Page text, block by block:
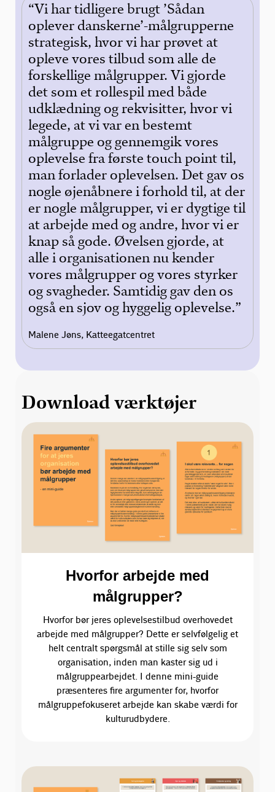
“Vi har tidligere brugt ’Sådan
oplever danskerne’-målgrupperne
strategisk, hvor vi har prøvet at
opleve vores tilbud som alle de
forskellige målgrupper. Vi gjorde
det som et rollespil med både
udklædning og rekvisitter, hvor vi
legede, at vi var en bestemt
målgruppe og gennemgik vores
oplevelse fra første touch point til,
man forlader oplevelsen. Det gav os
nogle øjenåbnere i forhold til, at der
er nogle målgrupper, vi er dygtige til
at arbejde med og andre, hvor vi er
knap så gode. Øvelsen gjorde, at
alle i organisationen nu kender
vores målgrupper og vores styrker
og svagheder. Samtidig gav den os
også en sjov og hyggelig oplevelse.”
Malene Jøns, Katteegatcentret
Download værktøjer
Hvorfor arbejde med
målgrupper?
Hvorfor bør jeres oplevelsestilbud overhovedet
arbejde med målgrupper? Dette er selvfølgelig et
helt centralt spørgsmål at stille sig selv som
organisation, inden man kaster sig ud i
målgruppearbejdet. I denne mini-guide
præsenteres fire argumenter for, hvorfor
målgruppefokuseret arbejde kan skabe værdi for
kulturudbydere.